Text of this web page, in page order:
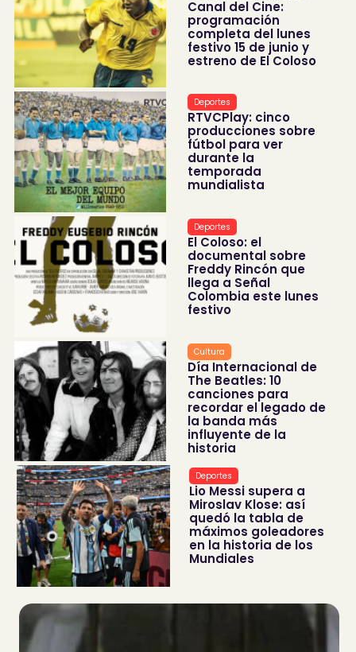
Canal del Cine:
programación
completa del lunes
festivo 15 de junio y
estreno de El Coloso
Deportes
RTVCPlay: cinco
producciones sobre
fútbol para ver
durante la
temporada
mundialista
Deportes
El Coloso: el
documental sobre
Freddy Rincón que
llega a Señal
Colombia este lunes
festivo
Cultura
Día Internacional de
The Beatles: 10
canciones para
recordar el legado de
la banda más
influyente de la
historia
Deportes
Lio Messi supera a
Miroslav Klose: así
quedó la tabla de
máximos goleadores
en la historia de los
Mundiales